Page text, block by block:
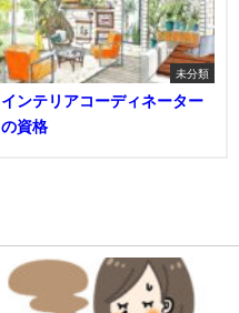
未分類
インテリアコーディネーター
の資格